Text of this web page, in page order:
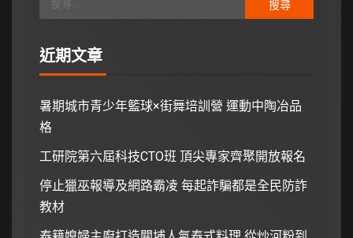
近期文章
暑期城市青少年籃球×街舞培訓營 運動中陶冶品
格
工研院第六屆科技CTO班 頂尖專家齊聚開放報名
停止獵巫報導及網路霸凌 每起詐騙都是全民防詐
教材